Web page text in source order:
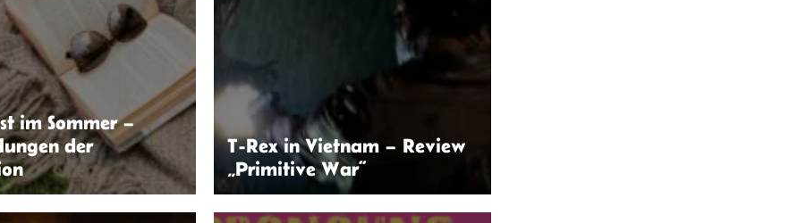
im Sommer –
der
T-Rex in Vietnam – Review
„Primitive War“